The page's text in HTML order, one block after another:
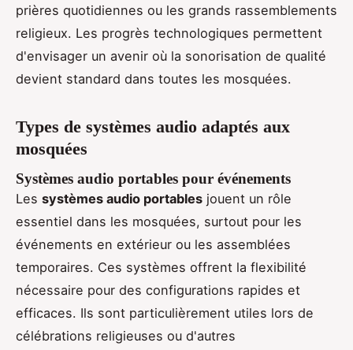
prières quotidiennes ou les grands rassemblements
religieux. Les progrès technologiques permettent
d'envisager un avenir où la sonorisation de qualité
devient standard dans toutes les mosquées.
Types de systèmes audio adaptés aux
mosquées
Systèmes audio portables pour événements
Les systèmes audio portables jouent un rôle
essentiel dans les mosquées, surtout pour les
événements en extérieur ou les assemblées
temporaires. Ces systèmes offrent la flexibilité
nécessaire pour des configurations rapides et
efficaces. Ils sont particulièrement utiles lors de
célébrations religieuses ou d'autres